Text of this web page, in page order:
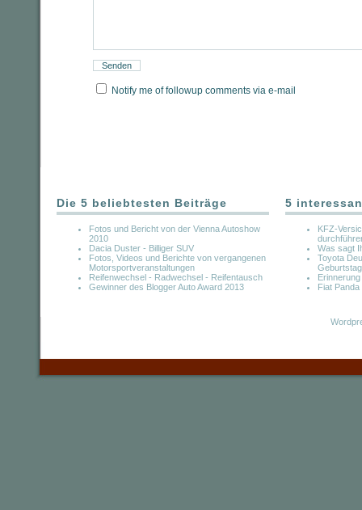
Notify me of followup comments via e-mail
Die 5 beliebtesten Beiträge
Fotos und Bericht von der Vienna Autoshow
2010
Dacia Duster - Billiger SUV
Fotos, Videos und Berichte von vergangenen
Motorsportveranstaltungen
Reifenwechsel - Radwechsel - Reifentausch
Gewinner des Blogger Auto Award 2013
5
KFZ-
Was sagt
Toyota
Geburtstag
Fiat